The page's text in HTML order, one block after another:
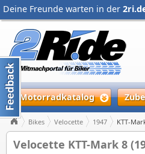
Deine Freunde warten in der
Motorradkatalog
Bikes Velocette 1947 KTT-
Velocette KTT-Mark 8